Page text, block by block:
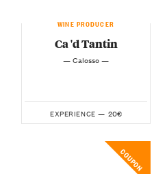
WINE PRODUCER
Ca 'd Tantin
— Calosso —
EXPERIENCE — 20€
COUPON